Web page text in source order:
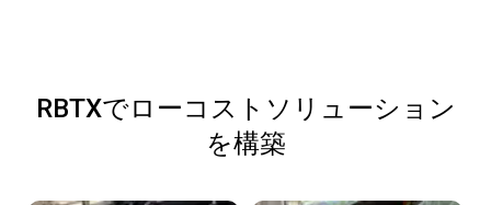
RBTXでローコストソリューション
を構築